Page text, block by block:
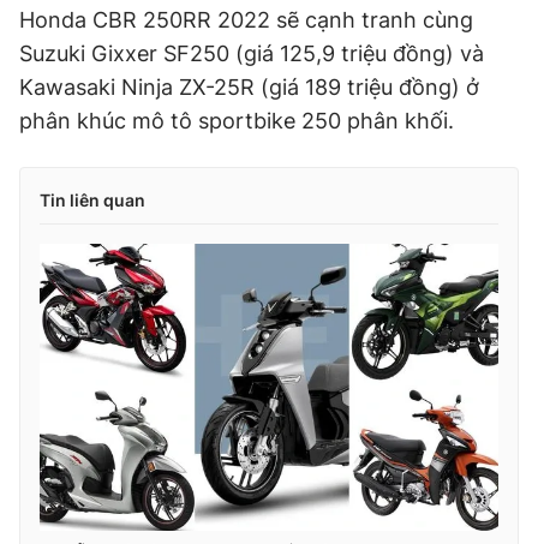
Honda CBR 250RR 2022 sẽ cạnh tranh cùng
Suzuki Gixxer SF250 (giá 125,9 triệu đồng) và
Kawasaki Ninja ZX-25R (giá 189 triệu đồng) ở
phân khúc mô tô sportbike 250 phân khối.
Tin liên quan